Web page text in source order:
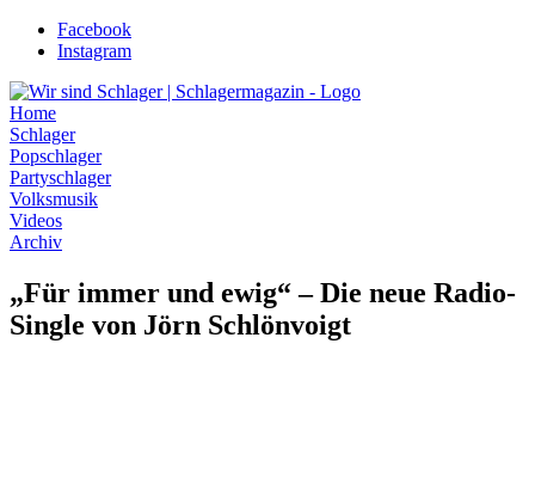
Zum
Inhalt
Facebook
Instagram
Home
Schlager
Popschlager
Partyschlager
Volksmusik
Videos
Archiv
„Für immer und ewig“ – Die neue Radio-
Single von Jörn Schlönvoigt